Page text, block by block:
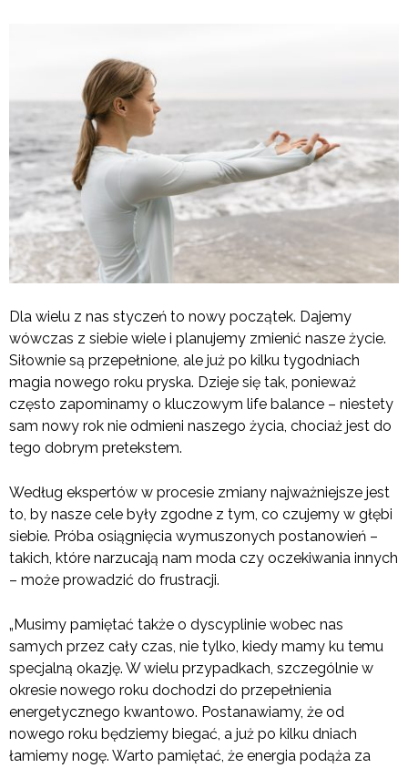
Dla wielu z nas styczeń to nowy początek. Dajemy
wówczas z siebie wiele i planujemy zmienić nasze życie.
Siłownie są przepełnione, ale już po kilku tygodniach
magia nowego roku pryska. Dzieje się tak, ponieważ
często zapominamy o kluczowym life balance – niestety
sam nowy rok nie odmieni naszego życia, chociaż jest do
tego dobrym pretekstem.
Według ekspertów w procesie zmiany najważniejsze jest
to, by nasze cele były zgodne z tym, co czujemy w głębi
siebie. Próba osiągnięcia wymuszonych postanowień –
takich, które narzucają nam moda czy oczekiwania innych
– może prowadzić do frustracji.
„Musimy pamiętać także o dyscyplinie wobec nas
samych przez cały czas, nie tylko, kiedy mamy ku temu
specjalną okazję. W wielu przypadkach, szczególnie w
okresie nowego roku dochodzi do przepełnienia
energetycznego kwantowo. Postanawiamy, że od
nowego roku będziemy biegać, a już po kilku dniach
łamiemy nogę. Warto pamiętać, że energia podąża za